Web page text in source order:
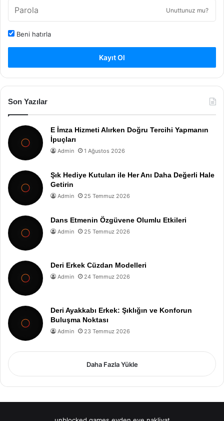
Unuttunuz mu?
Beni hatırla
Kayıt Ol
Son Yazılar
E İmza Hizmeti Alırken Doğru Tercihi Yapmanın
İpuçları
Admin 1 Ağustos 2026
Şık Hediye Kutuları ile Her Anı Daha Değerli Hale
Getirin
Admin 25 Temmuz 2026
Dans Etmenin Özgüvene Olumlu Etkileri
Admin 25 Temmuz 2026
Deri Erkek Cüzdan Modelleri
Admin 24 Temmuz 2026
Deri Ayakkabı Erkek: Şıklığın ve Konforun
Buluşma Noktası
Admin 23 Temmuz 2026
Daha Fazla Yükle